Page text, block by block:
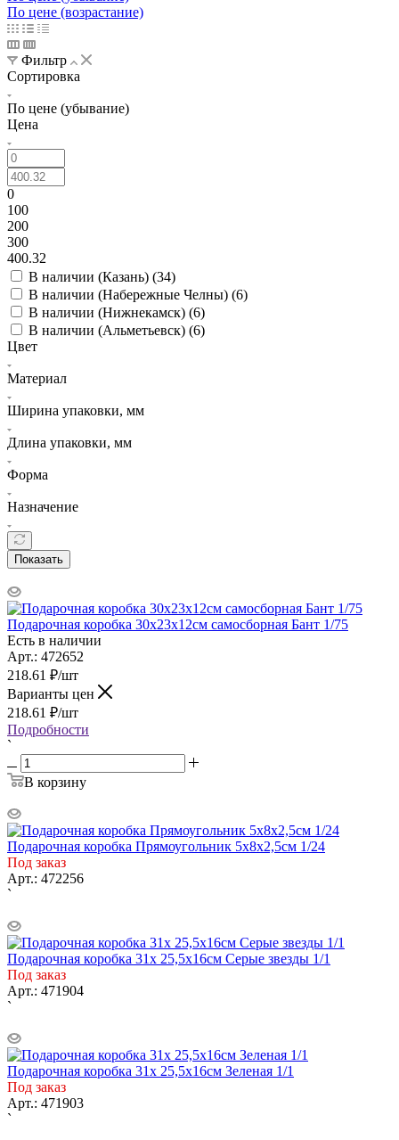
По цене (возрастание)
Фильтр
Сортировка
По цене (убывание)
Цена
0
100
200
300
400.32
В наличии (Казань) (34)
В наличии (Набережные Челны) (6)
В наличии (Нижнекамск) (6)
В наличии (Альметьевск) (6)
Цвет
Материал
Ширина упаковки, мм
Длина упаковки, мм
Форма
Назначение
Показать
Подарочная коробка 30х23х12см самосборная Бант 1/75
Есть в наличии
Арт.: 472652
218.61 ₽/шт
Варианты цен
218.61 ₽/шт
Подробности
`
В корзину
Подарочная коробка Прямоугольник 5х8х2,5см 1/24
Под заказ
Арт.: 472256
`
Подарочная коробка 31х 25,5х16см Серые звезды 1/1
Под заказ
Арт.: 471904
`
Подарочная коробка 31х 25,5х16см Зеленая 1/1
Под заказ
Арт.: 471903
`